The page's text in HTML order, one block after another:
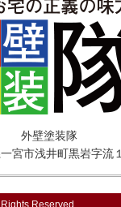
外壁塗装隊
宮市浅井町黒岩字流
Reserved.